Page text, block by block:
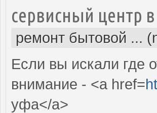
сервисный центр
ремонт бытовой ...
Если вы искали где
внимание - <a href=
уфа</a>